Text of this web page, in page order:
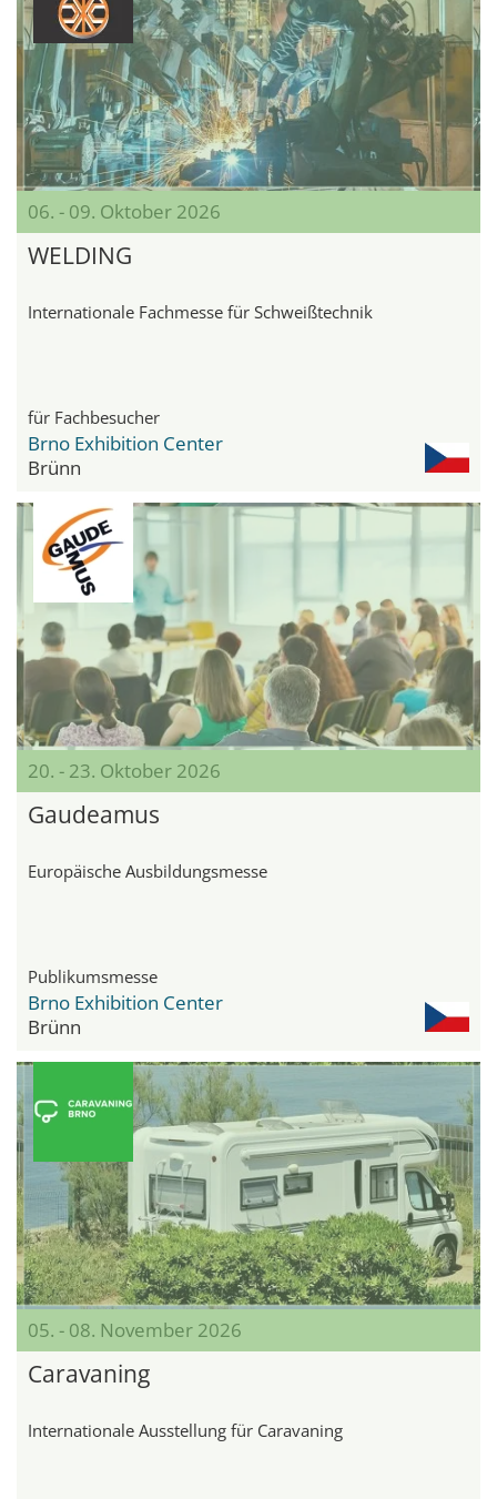
06. - 09. Oktober 2026
WELDING
Internationale Fachmesse für Schweißtechnik
für Fachbesucher
Brno Exhibition Center
Brünn
20. - 23. Oktober 2026
Gaudeamus
Europäische Ausbildungsmesse
Publikumsmesse
Brno Exhibition Center
Brünn
05. - 08. November 2026
Caravaning
Internationale Ausstellung für Caravaning